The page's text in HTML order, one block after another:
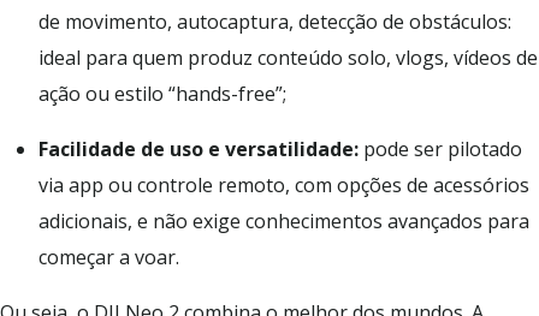
de movimento, autocaptura, detecção de obstáculos:
ideal para quem produz conteúdo solo, vlogs, vídeos de
ação ou estilo “hands-free”;
Facilidade de uso e versatilidade: pode ser pilotado
via app ou controle remoto, com opções de acessórios
adicionais, e não exige conhecimentos avançados para
começar a voar.